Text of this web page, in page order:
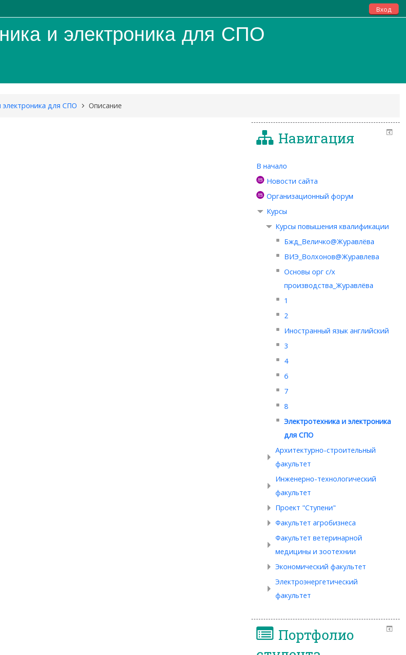
Вход
и электроника для СПО
электроника для СПО Описание
Навигация
В начало
Новости сайта
Организационный форум
Курсы
Курсы повышения квалификации
Бжд_Величко@Журавлёва
ВИЭ_Волхонов@Журавлева
Основы орг с/х
производства_Журавлёва
1
2
Иностранный язык английский
3
4
6
7
8
Электротехника и электроника
для СПО
Архитектурно-строительный
факультет
Инженерно-технологический
факультет
Проект "Ступени"
Факультет агробизнеса
Факультет ветеринарной
медицины и зоотехнии
Экономический факультет
Электроэнергетический
факультет
Портфолио